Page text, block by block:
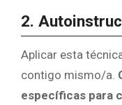
2.
Aplicar esta
contigo mismo/a.
específicas para